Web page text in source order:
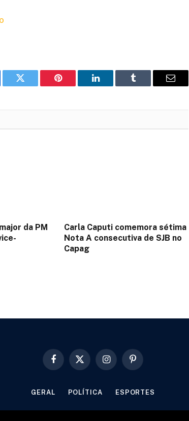
Twitter Pinterest LinkedIn Tumblr Email
da PM
Carla Caputi comemora sétima
Nota A consecutiva de SJB no
Capag
Facebook
X
InstagramPinterest
GERAL POLÍTICA ESPORTES